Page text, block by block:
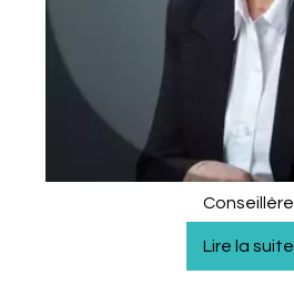
Conseillère